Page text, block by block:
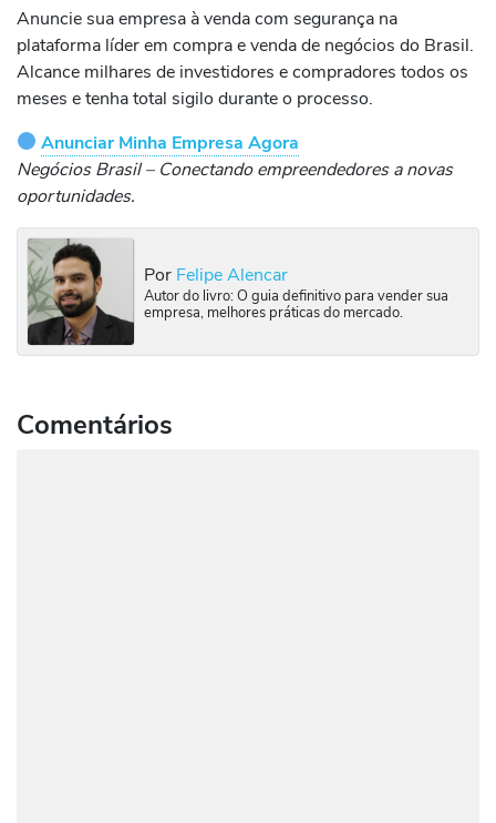
Anuncie sua empresa à venda com segurança na
plataforma líder em compra e venda de negócios do Brasil.
Alcance milhares de investidores e compradores todos os
meses e tenha total sigilo durante o processo.
Anunciar Minha Empresa Agora
Negócios Brasil – Conectando empreendedores a novas
oportunidades.
Por Felipe Alencar
Autor do livro: O guia definitivo para vender sua
empresa, melhores práticas do mercado.
Comentários